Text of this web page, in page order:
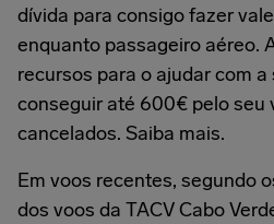
dívida para consigo fazer
enquanto passageiro aéreo.
recursos para o ajudar com
conseguir até 600€ pelo seu
cancelados. Saiba mais.
Em voos recentes, segundo
dos voos da TACV Cabo